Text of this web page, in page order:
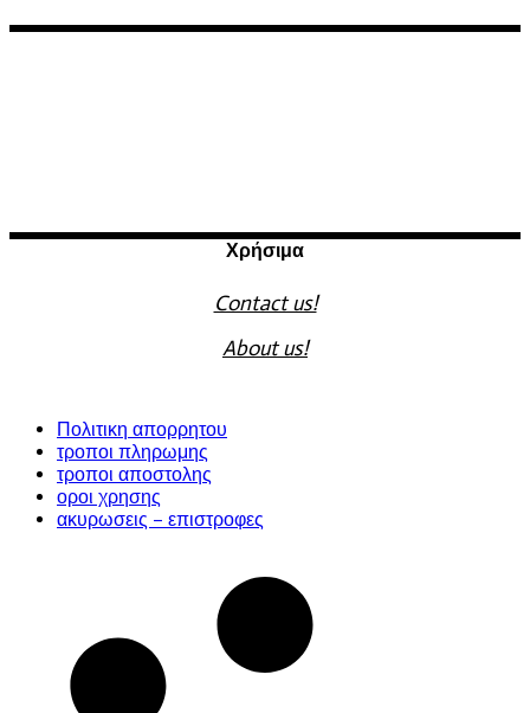
Χρήσιμα
Contact us!
About us!
Πολιτικη απορρητου
τροποι πληρωμης
τροποι αποστολης
οροι χρησης
ακυρωσεις – επιστροφες